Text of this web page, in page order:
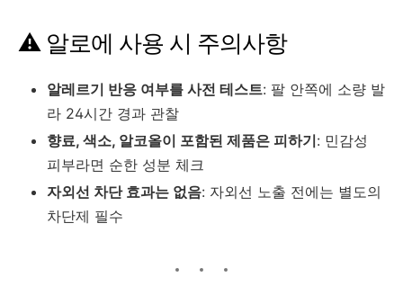
⚠️ 알로에 사용 시 주의사항
알레르기 반응 여부를 사전 테스트: 팔 안쪽에 소량 발
라 24시간 경과 관찰
향료, 색소, 알코올이 포함된 제품은 피하기: 민감성
피부라면 순한 성분 체크
자외선 차단 효과는 없음: 자외선 노출 전에는 별도의
차단제 필수